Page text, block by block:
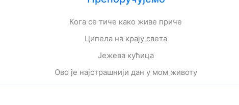
Кога се тиче како живе приче
Ципела на крају света
Јежева кућица
Ово је најстрашнији дан у мом животу